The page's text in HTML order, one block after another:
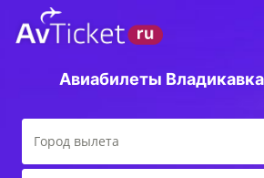
Авиабилеты